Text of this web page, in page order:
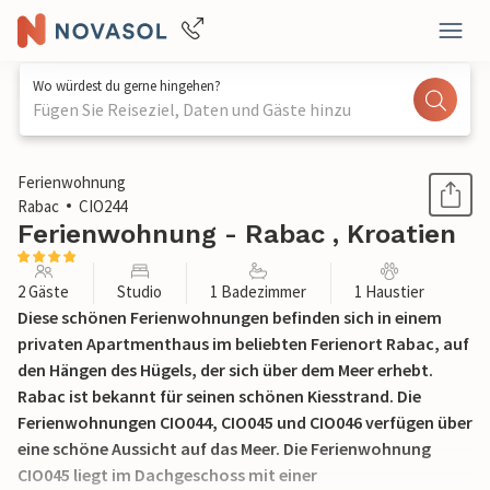
Wo würdest du gerne hingehen?
Fügen Sie Reiseziel, Daten und Gäste hinzu
1 / 19
Ferienwohnung
Rabac
CIO244
Ferienwohnung - Rabac , Kroatien
2 Gäste Studio 1 Badezimmer 1 Haustier
Diese schönen Ferienwohnungen befinden sich in einem
privaten Apartmenthaus im beliebten Ferienort Rabac, auf
den Hängen des Hügels, der sich über dem Meer erhebt.
Rabac ist bekannt für seinen schönen Kiesstrand. Die
Ferienwohnungen CIO044, CIO045 und CIO046 verfügen über
eine schöne Aussicht auf das Meer. Die Ferienwohnung
CIO045 liegt im Dachgeschoss mit einer